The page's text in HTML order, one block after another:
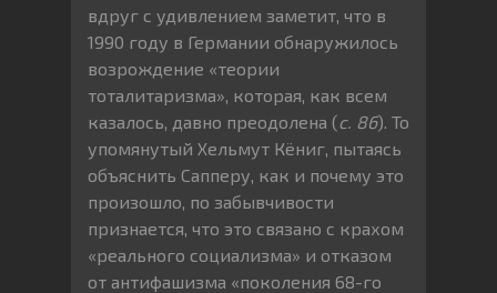
вдруг с удивлением заметит, что в
1990 году в Германии обнаружилось
возрождение «теории
тоталитаризма», которая, как всем
казалось, давно преодолена (с. 86). То
упомянутый Хельмут Кёниг, пытаясь
объяснить Сапперу, как и почему это
произошло, по забывчивости
признается, что это связано с крахом
«реального социализма» и отказом
от антифашизма «поколения 68-го